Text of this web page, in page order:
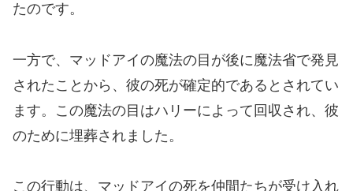
たのです。
一方で、マッドアイの魔法の目が後に魔法省で発見
されたことから、彼の死が確定的であるとされてい
ます。この魔法の目はハリーによって回収され、彼
のために埋葬されました。
この行動は、マッドアイの死を仲間たちが受け入れ